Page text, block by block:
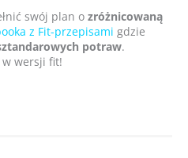
swój plan o zróżnicowaną
z Fit-przepisami gdzie
potraw.
w wersji fit!